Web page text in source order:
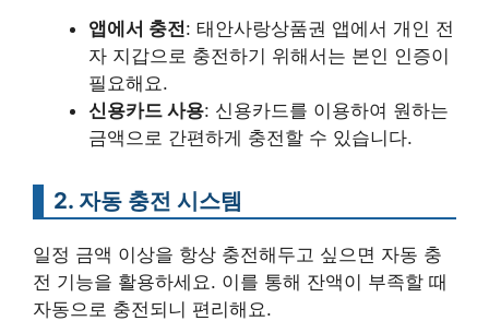
앱에서 충전: 태안사랑상품권 앱에서 개인 전
자 지갑으로 충전하기 위해서는 본인 인증이
필요해요.
신용카드 사용: 신용카드를 이용하여 원하는
금액으로 간편하게 충전할 수 있습니다.
2. 자동 충전 시스템
일정 금액 이상을 항상 충전해두고 싶으면 자동 충
전 기능을 활용하세요. 이를 통해 잔액이 부족할 때
자동으로 충전되니 편리해요.